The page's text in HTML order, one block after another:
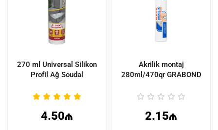
270 ml Universal Silikon
Profil Ağ Soudal
4.50₼
Akrilik montaj
280ml/470qr GRABOND
2.15₼